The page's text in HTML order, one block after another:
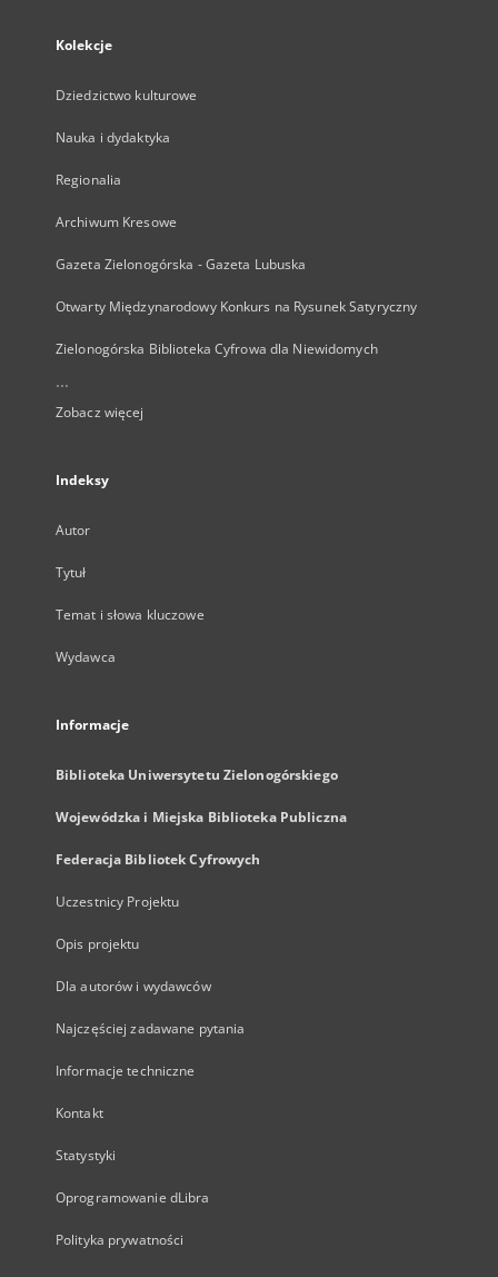
Kolekcje
Dziedzictwo kulturowe
Nauka i dydaktyka
Regionalia
Archiwum Kresowe
Gazeta Zielonogórska - Gazeta Lubuska
Otwarty Międzynarodowy Konkurs na Rysunek Satyryczny
Zielonogórska Biblioteka Cyfrowa dla Niewidomych
...
Zobacz więcej
Indeksy
Autor
Tytuł
Temat i słowa kluczowe
Wydawca
Informacje
Biblioteka Uniwersytetu Zielonogórskiego
Wojewódzka i Miejska Biblioteka Publiczna
Federacja Bibliotek Cyfrowych
Uczestnicy Projektu
Opis projektu
Dla autorów i wydawców
Najczęściej zadawane pytania
Informacje techniczne
Kontakt
Statystyki
Oprogramowanie dLibra
Polityka prywatności